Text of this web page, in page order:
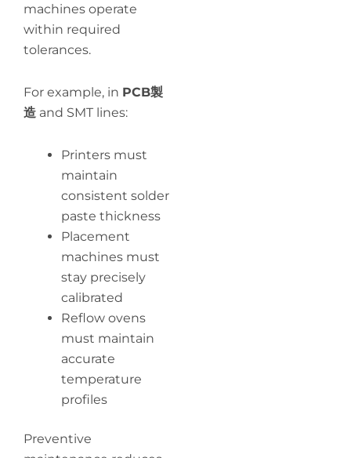
machines operate
within required
tolerances.
For example, in PCB製
造 and SMT lines:
Printers must
maintain
consistent solder
paste thickness
Placement
machines must
stay precisely
calibrated
Reflow ovens
must maintain
accurate
temperature
profiles
Preventive